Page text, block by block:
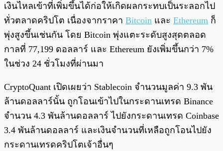
เงินไหลเข้าที่เพิ่มขึ้นได้ก่อให้เกิดผลกระทบเป็นระลอกไป
ทั่วตลาดคริปโต เนื่องจากราคา Bitcoin และ Ethereum ก็
พุ่งสูงขึ้นเช่นกัน โดย Bitcoin พุ่งแตะระดับสูงสุดตลอด
กาลที่ 77,199 ดอลลาร์ และ Ethereum ยังเพิ่มขึ้นกว่า 7%
ในช่วง 24 ชั่วโมงที่ผ่านมา
CryptoQuant เปิดเผยว่า​ Stablecoin จำนวนมูลค่า 9.3 พัน
ล้านดอลลาร์นั้น ถูกโอนเข้าไปในกระดานเทรด Binance
จำนวน 4.3 พันล้านดอลลาร์ ไปยังกระดานเทรด Coinbase
3.4 พันล้านดอลลาร์ และเงินจำนวนที่เหลือถูกโอนไปยัง
กระดานเทรดคริปโตเจ้าอื่นๆ